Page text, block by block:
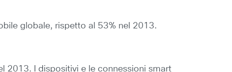
globale, rispetto al 53% nel 2013.
2013. I dispositivi e le connessioni smart